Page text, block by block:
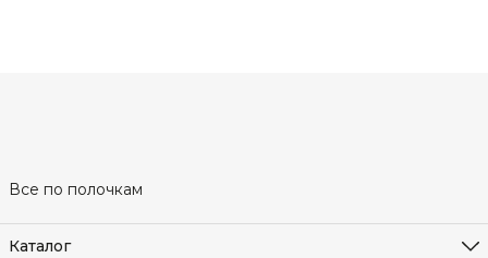
Все по полочкам
Каталог